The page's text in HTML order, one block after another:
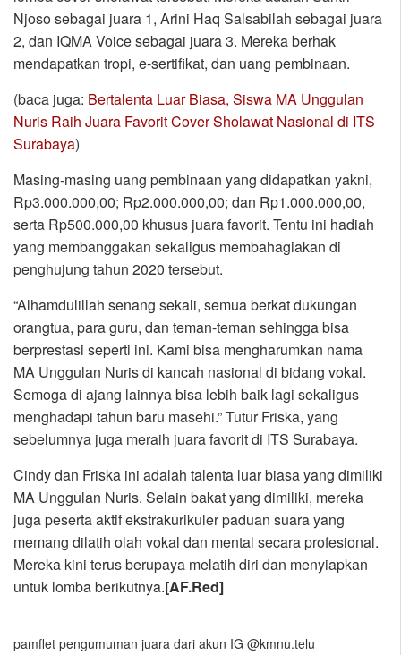
Njoso sebagai juara 1, Arini Haq Salsabilah sebagai juara
2, dan IQMA Voice sebagai juara 3. Mereka berhak
mendapatkan tropi, e-sertifikat, dan uang pembinaan.
(baca juga: Bertalenta Luar Biasa, Siswa MA Unggulan
Nuris Raih Juara Favorit Cover Sholawat Nasional di ITS
Surabaya)
Masing-masing uang pembinaan yang didapatkan yakni,
Rp3.000.000,00; Rp2.000.000,00; dan Rp1.000.000,00,
serta Rp500.000,00 khusus juara favorit. Tentu ini hadiah
yang membanggakan sekaligus membahagiakan di
penghujung tahun 2020 tersebut.
“Alhamdulillah senang sekali, semua berkat dukungan
orangtua, para guru, dan teman-teman sehingga bisa
berprestasi seperti ini. Kami bisa mengharumkan nama
MA Unggulan Nuris di kancah nasional di bidang vokal.
Semoga di ajang lainnya bisa lebih baik lagi sekaligus
menghadapi tahun baru masehi.” Tutur Friska, yang
sebelumnya juga meraih juara favorit di ITS Surabaya.
Cindy dan Friska ini adalah talenta luar biasa yang dimiliki
MA Unggulan Nuris. Selain bakat yang dimiliki, mereka
juga peserta aktif ekstrakurikuler paduan suara yang
memang dilatih olah vokal dan mental secara profesional.
Mereka kini terus berupaya melatih diri dan menyiapkan
untuk lomba berikutnya.[AF.Red]
pamflet pengumuman juara dari akun IG @kmnu.telu